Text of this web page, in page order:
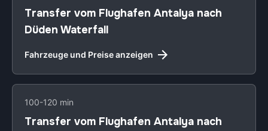
Transfer vom Flughafen Antalya nach
Düden Waterfall
Fahrzeuge und Preise anzeigen
100-120 min
Transfer vom Flughafen Antalya nach